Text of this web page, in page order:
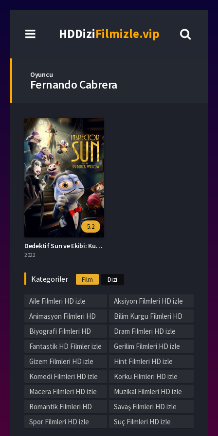
HDDiziFilmizle.vip
Oyuncu
Fernando Cabrera
5.2
Dedektif Sun ve Ekibi: Kurtarma Operasyonu
2022
Kategoriler Film Dizi
Aile Filmleri HD izle
Aksiyon Filmleri HD izle
Animasyon Filmleri HD
izle
Bilim Kurgu Filmleri HD
izle
Biyografi Filmleri HD
izle
Dram Filmleri HD izle
Fantastik HD Filmler izle
Gerilim Filmleri HD izle
Gizem Filmleri HD izle
Hint Filmleri HD izle
Komedi Filmleri HD izle
Korku Filmleri HD izle
Macera Filmleri HD izle
Müzikal Filmleri HD izle
Romantik Filmleri HD
izle
Savaş Filmleri HD izle
Spor Filmleri HD izle
Suç Filmleri HD izle